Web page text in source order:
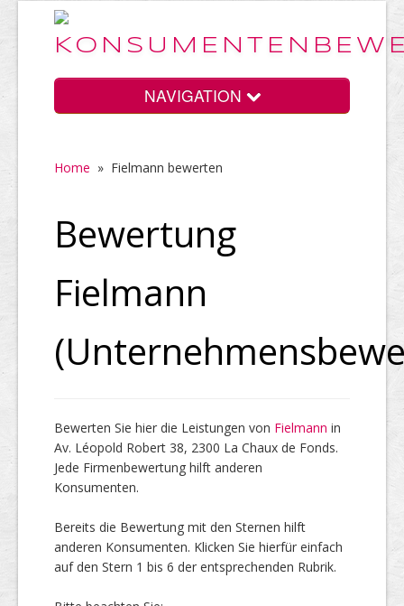
NAVIGATION
Home
Vorteile
Top Firmen
Über uns
Home » Fielmann bewerten
Bewertung
Fielmann
Bewerten Sie hier die Leistungen von Fielmann in
Av. Léopold Robert 38, 2300 La Chaux de Fonds.
Jede Firmenbewertung hilft anderen
Konsumenten.
Bereits die Bewertung mit den Sternen hilft
anderen Konsumenten. Klicken Sie hierfür einfach
auf den Stern 1 bis 6 der entsprechenden Rubrik.